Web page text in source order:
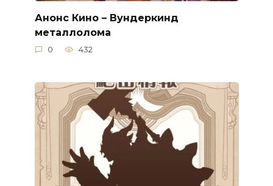
Анонс Кино – Вундеркинд
металлолома
0 432